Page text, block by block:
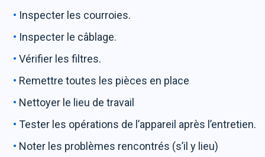
Inspecter les courroies.
Inspecter le câblage.
Vérifier les filtres.
Remettre toutes les pièces en place
Nettoyer le lieu de travail
Tester les opérations de l’appareil après l’entretien.
Noter les problèmes rencontrés (s’il y lieu)